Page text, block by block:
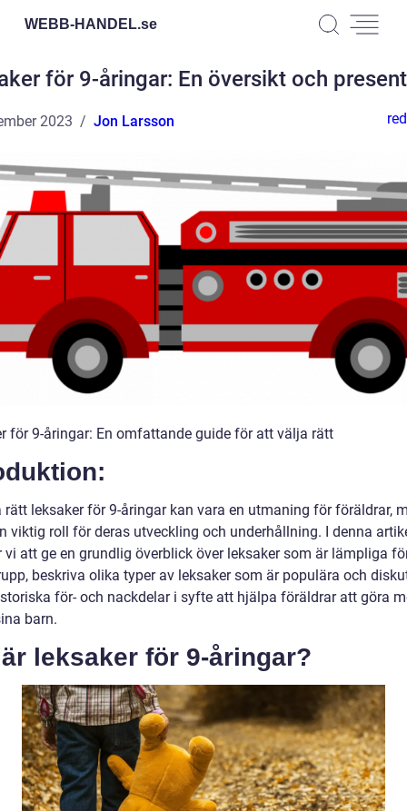
WEBB-HANDEL.se
för 9-åringar: En översikt och
2023 Jon Larsson
för 9-åringar: En omfattande guide för att välja rätt
rätt leksaker för 9-åringar kan vara en utmaning för föräldrar,
viktig roll för deras utveckling och underhållning. I denna
vi att ge en grundlig överblick över leksaker som är lämpliga
beskriva olika typer av leksaker som är populära och
för- och nackdelar i syfte att hjälpa föräldrar att göra
barn.
leksaker för 9-åringar?